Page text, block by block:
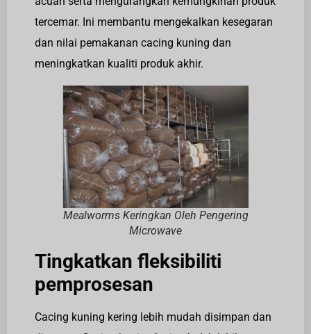
tercemar. Ini membantu mengekalkan kesegaran
dan nilai pemakanan cacing kuning dan
meningkatkan kualiti produk akhir.
Mealworms Keringkan Oleh Pengering
Microwave
Tingkatkan fleksibiliti
pemprosesan
Cacing kuning kering lebih mudah disimpan dan